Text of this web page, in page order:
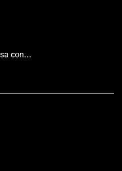
Compromiso de la empresa con las personas y el planeta